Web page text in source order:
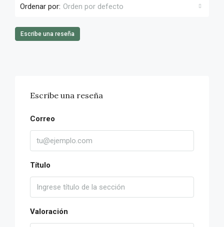
Ordenar por: Orden por defecto
Escribe una reseña
Escribe una reseña
Correo
Título
Valoración